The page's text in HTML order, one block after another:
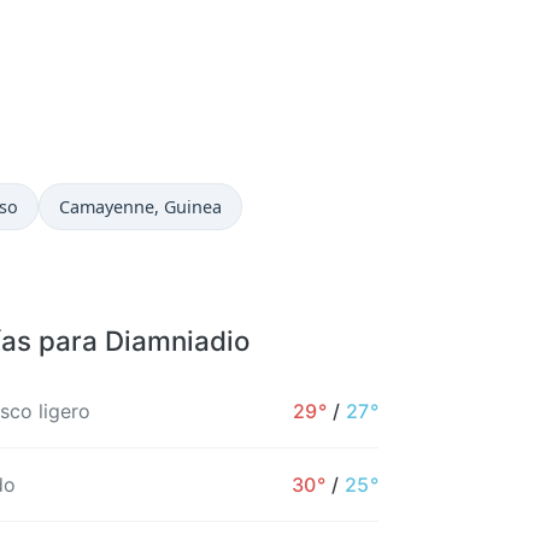
Hora actual en
Camayenne, Guinea
para Diamniadio
ligero 29° / 27°
30° / 25°